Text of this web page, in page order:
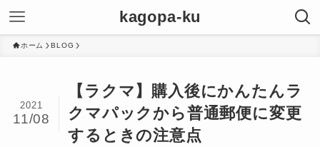
kagopa-ku
ホーム BLOG
【ラクマ】購入後にかんたんラ
クマパックから普通郵便に変更
するときの注意点
2021
11/08